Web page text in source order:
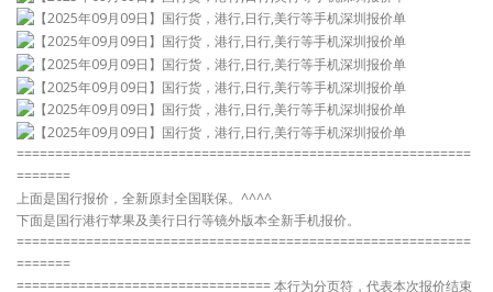
===========================================================
=======
上面是国行报价，全新原封全国联保。^^^^
下面是国行港行苹果及美行日行等镜外版本全新手机报价。
===========================================================
=======
================================= 本行为分页符，代表本次报价结束